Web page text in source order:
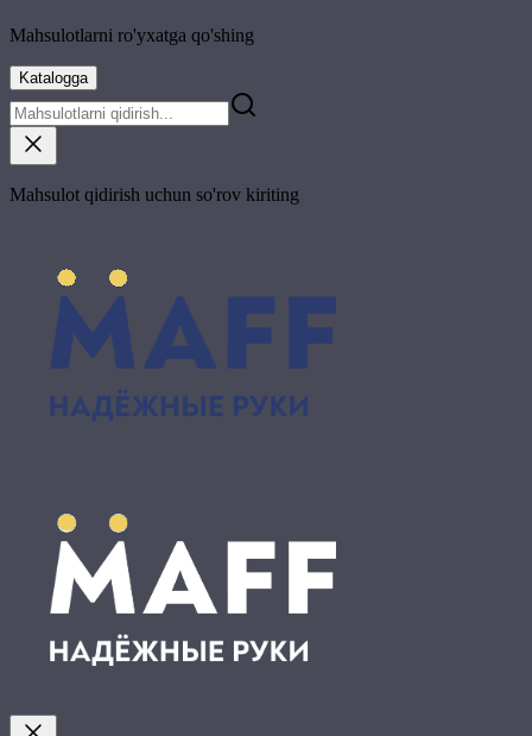
Mahsulotlarni ro'yxatga qo'shing
Katalogga
Mahsulot qidirish uchun so'rov kiriting